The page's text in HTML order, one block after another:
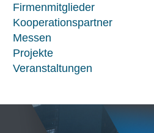
Firmenmitglieder
Kooperationspartner
Messen
Projekte
Veranstaltungen